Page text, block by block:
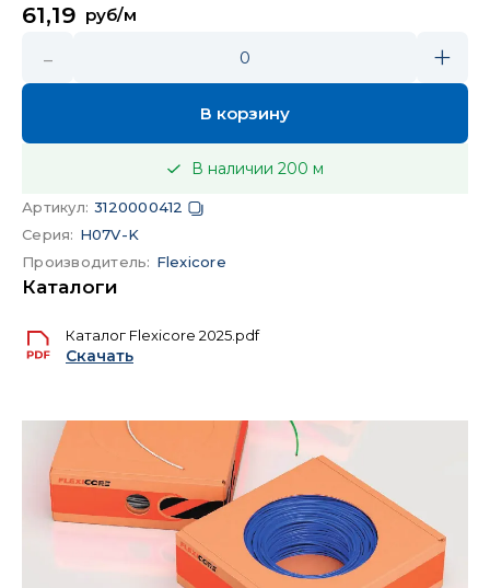
61,19 руб/м
- 0 +
В корзину
В наличии 200 м
Артикул: 3120000412
Серия: H07V-K
Производитель: Flexicore
Каталоги
Каталог Flexicore 2025.pdf
Скачать